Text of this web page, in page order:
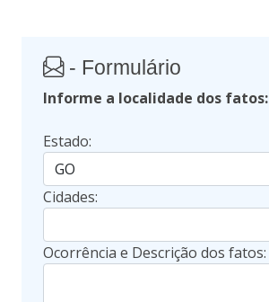
- Formulário
Informe a localidade dos fatos:
Estado:
Cidades:
Ocorrência e Descrição dos fatos: